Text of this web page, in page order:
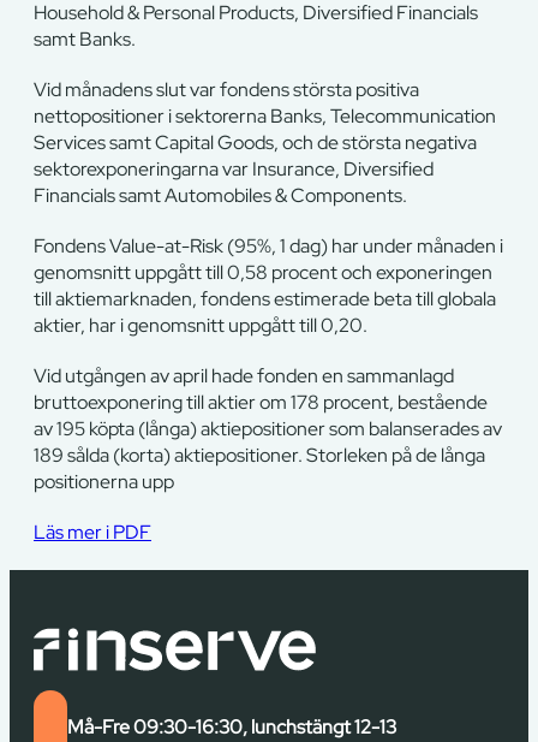
Household & Personal Products, Diversified Financials
samt Banks.
Vid månadens slut var fondens största positiva
nettopositioner i sektorerna Banks, Telecommunication
Services samt Capital Goods, och de största negativa
sektorexponeringarna var Insurance, Diversified
Financials samt Automobiles & Components.
Fondens Value-at-Risk (95%, 1 dag) har under månaden i
genomsnitt uppgått till 0,58 procent och exponeringen
till aktiemarknaden, fondens estimerade beta till globala
aktier, har i genomsnitt uppgått till 0,20.
Vid utgången av april hade fonden en sammanlagd
bruttoexponering till aktier om 178 procent, bestående
av 195 köpta (långa) aktiepositioner som balanserades av
189 sålda (korta) aktiepositioner. Storleken på de långa
positionerna upp
Läs mer i PDF
Må-Fre 09:30-16:30, lunchstängt 12-13